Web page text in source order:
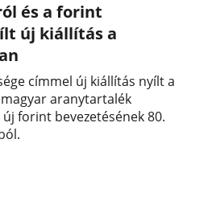
és a forint
új kiállítás a
címmel új kiállítás nyílt a
aranytartalék
forint bevezetésének 80.